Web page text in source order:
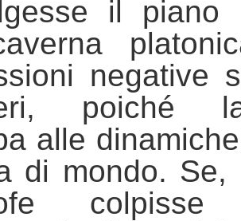
esse il piano
negative
poiché
alle
di mondo. Se,